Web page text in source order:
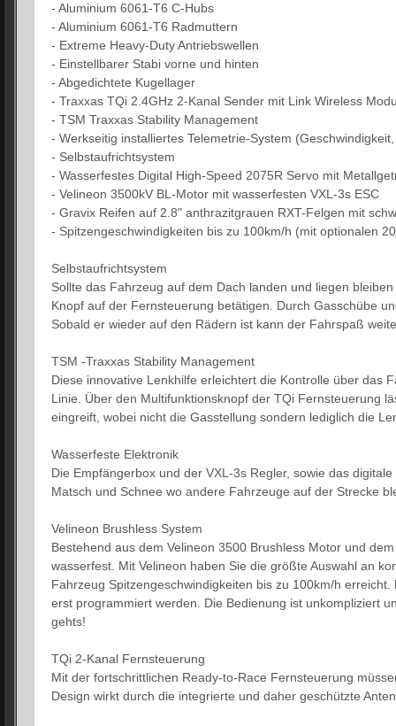
- Aluminium 6061-T6 C-Hubs
- Aluminium 6061-T6 Radmuttern
- Extreme Heavy-Duty Antriebswellen
- Einstellbarer Stabi vorne und hinten
- Abgedichtete Kugellager
- Traxxas TQi 2.4GHz 2-Kanal Sender mit Link Wireless
- TSM Traxxas Stability Management
- Werkseitig installiertes Telemetrie-System
- Selbstaufrichtsystem
- Wasserfestes Digital High-Speed 2075R Servo mit
- Velineon 3500kV BL-Motor mit wasserfesten VXL-3s ESC
- Gravix Reifen auf 2.8" anthrazitgrauen RXT-Felgen mit
- Spitzengeschwindigkeiten bis zu 100km/h (mit optionalen
Selbstaufrichtsystem
Sollte das Fahrzeug auf dem Dach landen und liegen
Knopf auf der Fernsteuerung betätigen. Durch Gasschübe
Sobald er wieder auf den Rädern ist kann der Fahrspaß
TSM -Traxxas Stability Management
Diese innovative Lenkhilfe erleichtert die Kontrolle über das
Linie. Über den Multifunktionsknopf der TQi Fernsteuerung
eingreift, wobei nicht die Gasstellung sondern lediglich die
Wasserfeste Elektronik
Die Empfängerbox und der VXL-3s Regler, sowie das
Matsch und Schnee wo andere Fahrzeuge auf der Strecke
Velineon Brushless System
Bestehend aus dem Velineon 3500 Brushless Motor und
wasserfest. Mit Velineon haben Sie die größte Auswahl an
Fahrzeug Spitzengeschwindigkeiten bis zu 100km/h
erst programmiert werden. Die Bedienung ist unkompliziert
gehts!
TQi 2-Kanal Fernsteuerung
Mit der fortschrittlichen Ready-to-Race Fernsteuerung
Design wirkt durch die integrierte und daher geschützte